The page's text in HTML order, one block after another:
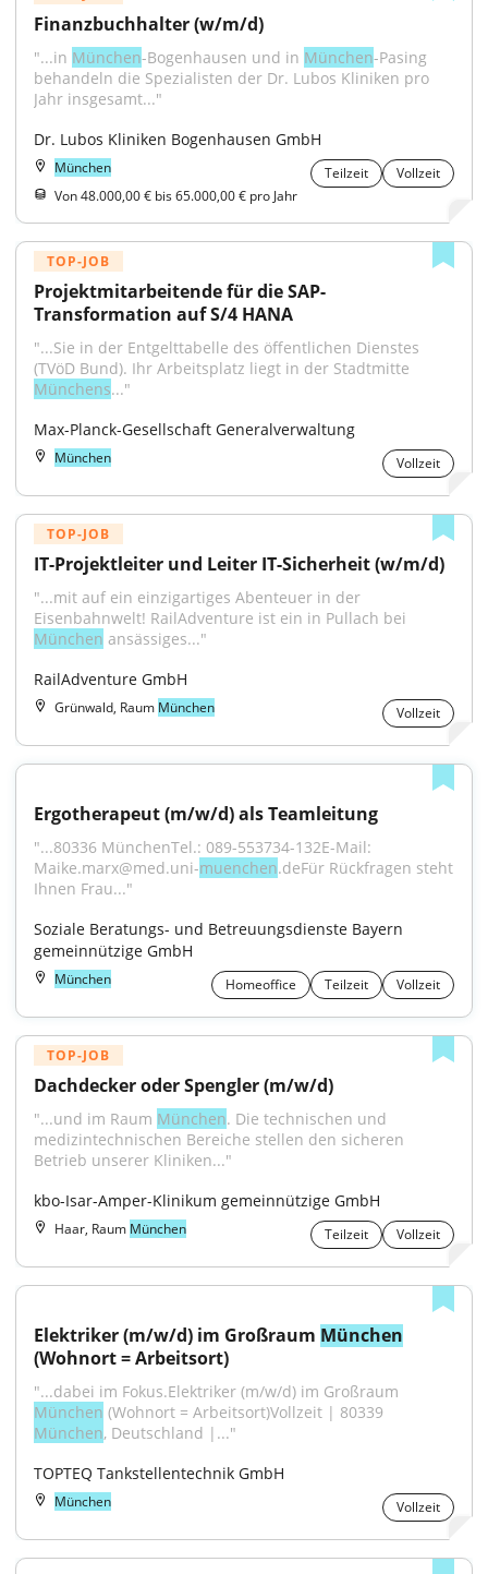
Finanzbuchhalter (w/m/d)
"...in München-Bogenhausen und in München-Pasing
behandeln die Spezialisten der Dr. Lubos Kliniken pro
Jahr insgesamt..."
Dr. Lubos Kliniken Bogenhausen GmbH
München Teilzeit
Vollzeit
Von 48.000,00 € bis 65.000,00 € pro Jahr
TOP-JOB
Projektmitarbeitende für die SAP-
Transformation auf S/4 HANA
"...Sie in der Entgelttabelle des öffentlichen Dienstes
Münchens..."
Max-Planck-Gesellschaft Generalverwaltung
München Vollzeit
TOP-JOB
IT-Projektleiter und Leiter IT-Sicherheit (w/m/d)
"...mit auf ein einzigartiges Abenteuer in der
München ansässiges..."
RailAdventure GmbH
Grünwald, Raum München Vollzeit
Ergotherapeut (m/w/d) als Teamleitung
"...80336 MünchenTel.: 089-553734-132E-Mail:
Maike.marx@med.uni-muenchen.deFür Rückfragen steht
Ihnen Frau..."
Soziale Beratungs- und Betreuungsdienste Bayern
gemeinnützige GmbH
München Homeoffice Teilzeit Vollzeit
TOP-JOB
Dachdecker oder Spengler (m/w/d)
"...und im Raum München. Die technischen und
medizintechnischen Bereiche stellen den sicheren
Betrieb unserer Kliniken..."
kbo-Isar-Amper-Klinikum gemeinnützige GmbH
Haar, Raum München Teilzeit Vollzeit
Elektriker (m/w/d) im Großraum München
(Wohnort = Arbeitsort)
München
München, Deutschland |..."
TOPTEQ Tankstellentechnik GmbH
München Vollzeit